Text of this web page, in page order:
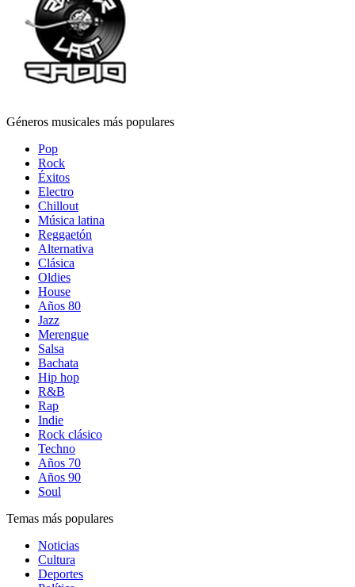
Géneros musicales más populares
Pop
Rock
Éxitos
Electro
Chillout
Música latina
Reggaetón
Alternativa
Clásica
Oldies
House
Años 80
Jazz
Merengue
Salsa
Bachata
Hip hop
R&B
Rap
Indie
Rock clásico
Techno
Años 70
Años 90
Soul
Temas más populares
Noticias
Cultura
Deportes